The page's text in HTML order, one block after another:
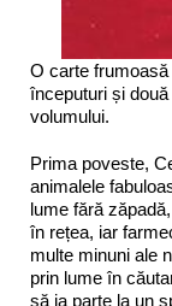
O carte
începuturi și
volumului.
Prima poveste,
animalele
lume fără
în rețea, iar
multe minuni ale
prin lume în
să ia parte la un